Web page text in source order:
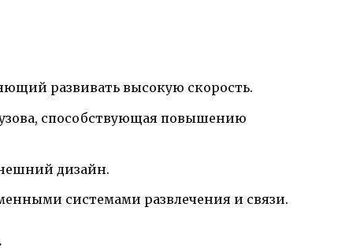
развивать высокую скорость.
способствующая повышению
дизайн.
системами развлечения и связи.